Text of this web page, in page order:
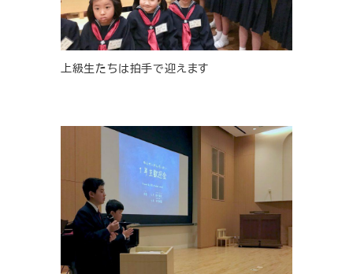
上級生たちは拍手で迎えます